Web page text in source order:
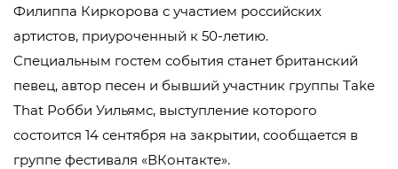
Филиппа Киркорова с участием российских
артистов, приуроченный к 50-летию.
Специальным гостем события станет британский
певец, автор песен и бывший участник группы Take
That Робби Уильямс, выступление которого
состоится 14 сентября на закрытии, сообщается в
группе фестиваля «ВКонтакте».